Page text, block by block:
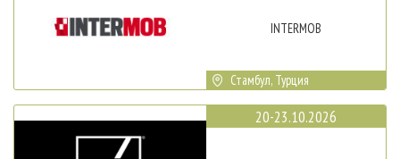
INTERMOB
Стамбул, Турция
20-23.10.2026